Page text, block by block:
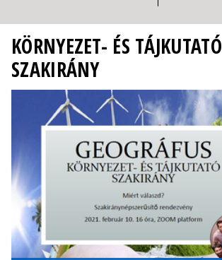
KÖRNYEZET- ÉS TÁJKUTATÓ
SZAKIRÁNY